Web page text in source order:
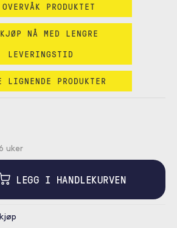
PRODUKTET
NÅ MED LENGRE
LEVERINGSTID
PRODUKTER
uker
LEGG I HANDLEKURVEN